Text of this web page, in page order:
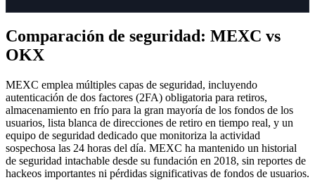
Comparación de seguridad: MEXC vs
OKX
MEXC emplea múltiples capas de seguridad, incluyendo
autenticación de dos factores (2FA) obligatoria para retiros,
almacenamiento en frío para la gran mayoría de los fondos de los
usuarios, lista blanca de direcciones de retiro en tiempo real, y un
equipo de seguridad dedicado que monitoriza la actividad
sospechosa las 24 horas del día. MEXC ha mantenido un historial
de seguridad intachable desde su fundación en 2018, sin reportes de
hackeos importantes ni pérdidas significativas de fondos de usuarios.